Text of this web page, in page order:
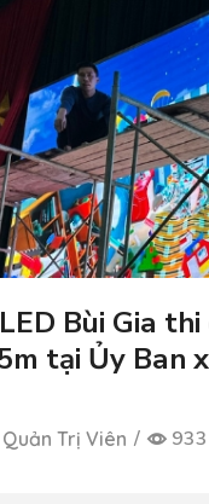
Bùi Gia
tại Ủy Ban
Quản Trị Viên / 933